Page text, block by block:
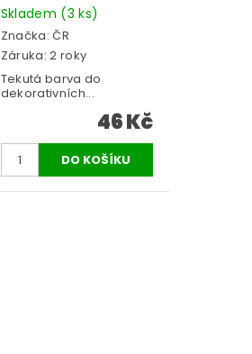
Skladem (3 ks)
Značka:ČR
Záruka: 2 roky
Tekutá barva do
dekorativních...
46 Kč